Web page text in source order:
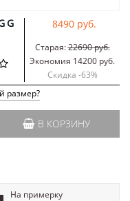
8490 руб.
Старая:22690 руб.
Экономия 14200 руб.
Скидка -63%
размер?
В КОРЗИНУ
На примерку